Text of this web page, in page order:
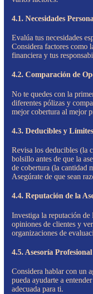
4.1. Necesidades
Evalúa tus necesidades
Considera factores como
financiera y tus
4.2. Comparación de
No te quedes con la
diferentes pólizas y
mejor cobertura al mejor
4.3. Deducibles y
Revisa los deducibles (la
bolsillo antes de que la
de cobertura (la cantidad
Asegúrate de que sean
4.4. Reputación de la
Investiga la reputación de
opiniones de clientes y
organizaciones de
4.5. Asesoría Profesional
Considera hablar con un
pueda ayudarte a
adecuada para ti.